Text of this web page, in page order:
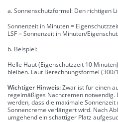
a. Sonnenschutzformel: Den richtigen
Sonnenzeit in Minuten =
LSF = Sonnenzeit in Minuten/
b. Beispiel:
Helle Haut (Eigenschutzzeit 10
bleiben. Laut Berechnungsformel (300/
Wichtiger Hinweis:Zwar ist für einen
regelmäßiges Nachcremen notwendig.
werden, dass die maximale
Sonnencreme verlängert wird. Nach
umgehend ein schattiger Platz